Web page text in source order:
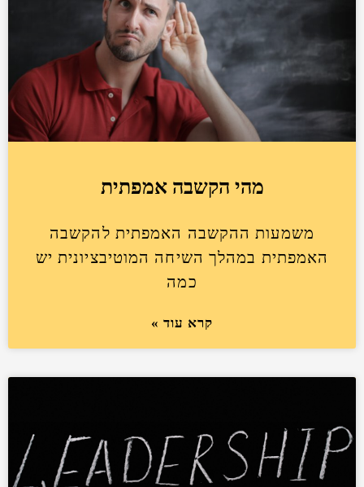
מהי הקשבה אמפתית
משמעות ההקשבה האמפתית להקשבה
האמפתית במהלך השיחה המוטיבציונית יש
כמה
קרא עוד »